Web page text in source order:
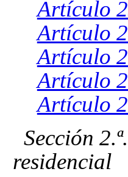
Artículo
Artículo
Artículo
Artículo
Artículo
Sección
residencial